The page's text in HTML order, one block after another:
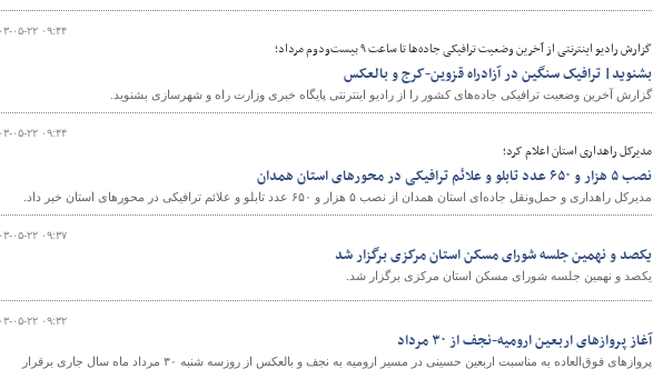
۱۴۰۳-۰۵-۲۲
گزارش رادیو اینترنتی از آخرین وضعیت ترافیکی جاده‌ها تا ساعت ۹ بیست‌ودوم مرداد؛
بشنوید| ترافیک سنگین در آزادراه قزوین-کرج و بالعکس
گزارش آخرین وضعیت ترافیکی جاده‌های کشور را از رادیو اینترنتی پایگاه خبری وزارت راه و شهرسازی بشنوید.
۱۴۰۳-۰۵-۲۲
مدیرکل راهداری استان اعلام کرد؛
نصب ۵ هزار و ۶۵۰ عدد تابلو و علائم ترافیکی در محورهای استان همدان
مدیرکل راهداری و حمل‌ونقل جاده‌ای استان همدان از نصب ۵ هزار و ۶۵۰ عدد تابلو و علائم ترافیکی در محورهای استان خبر داد.
۱۴۰۳-۰۵-۲۲
یکصد و نهمین جلسه شورای مسکن استان مرکزی برگزار شد
یکصد و نهمین جلسه شورای مسکن استان مرکزی برگزار شد.
۱۴۰۳-۰۵-۲۲
آغاز پروازهای اربعین ارومیه-نجف از ۳۰ مرداد
پروازهای فوق‌العاده به مناسبت اربعین حسینی در مسیر ارومیه به نجف و بالعکس از روزسه شنبه ۳۰ مرداد ماه سال جاری برقرار